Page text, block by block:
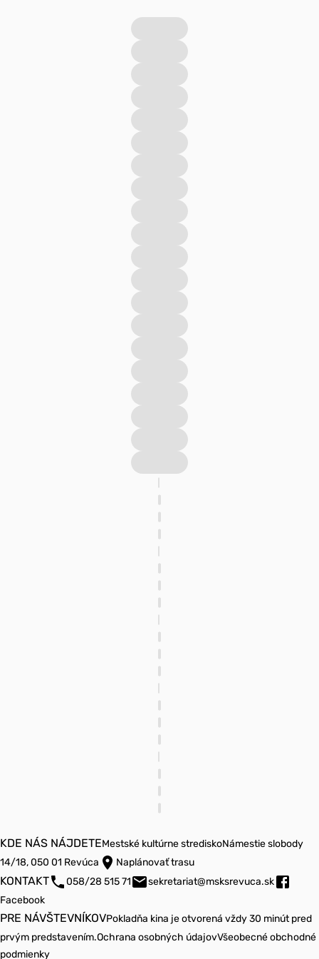
KDE NÁS NÁJDETEMestské kultúrne strediskoNámestie slobody
14/18, 050 01 Revúca
Naplánovať trasu
KONTAKT 058/28 515 71
sekretariat@msksrevuca.sk
Facebook
PRE NÁVŠTEVNÍKOVPokladňa kina je otvorená vždy 30 minút pred
prvým predstavením.Ochrana osobných údajovVšeobecné obchodné
podmienky